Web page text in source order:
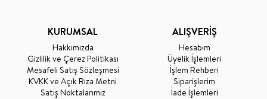
KURUMSAL
Hakkımızda
Gizlilik ve Çerez Politikası
Mesafeli Satış Sözleşmesi
KVKK ve Açık Rıza Metni
Satış Noktalarımız
ALIŞVERİŞ
Hesabım
Üyelik İşlemleri
İşlem Rehberi
Siparişlerim
İade İşlemleri